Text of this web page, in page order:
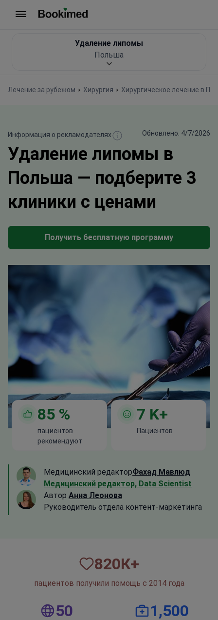
Лечение за рубежом Хирургия Хирургическое лечение в
Удаление липомы
Польша
Информация о рекламодателях Обновлено: 4/7/2026
Удаление липомы в
Польша — подберите 3
клиники с ценами
Получить бесплатную программу
85 %
пациентов
рекомендуют
7 K+
Пациентов
Медицинский редакторФахад Мавлюд
Медицинский редактор, Data Scientist
Автор Анна Леонова
Руководитель отдела контент-маркетинга
820К+
пациентов получили помощь с 2014 года
50 1,500